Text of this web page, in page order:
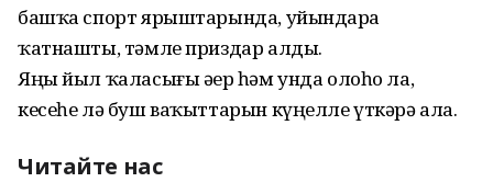
башҡа спорт ярыштарында, уйындарҙа
ҡатнашты, тәмле приздар алды.
Яңы йыл ҡаласығы әҙер һәм унда олоһо ла,
кесеһе лә буш ваҡыттарын күңелле үткәрә ала.
Читайте нас